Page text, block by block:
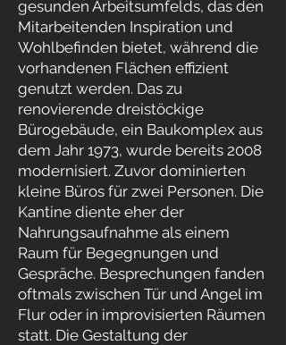
gesunden Arbeitsumfelds, das den
Mitarbeitenden Inspiration und
Wohlbefinden bietet, während die
vorhandenen Flächen effizient
genutzt werden. Das zu
renovierende dreistöckige
Bürogebäude, ein Baukomplex aus
dem Jahr 1973, wurde bereits 2008
modernisiert. Zuvor dominierten
kleine Büros für zwei Personen. Die
Kantine diente eher der
Nahrungsaufnahme als einem
Raum für Begegnungen und
Gespräche. Besprechungen fanden
oftmals zwischen Tür und Angel im
Flur oder in improvisierten Räumen
statt. Die Gestaltung der